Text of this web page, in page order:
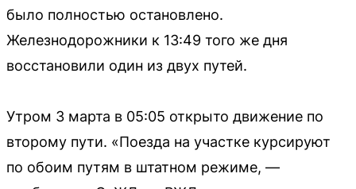
было полностью остановлено.
Железнодорожники к 13:49 того же дня
восстановили один из двух путей.
Утром 3 марта в 05:05 открыто движение по
второму пути. «Поезда на участке курсируют
по обоим путям в штатном режиме, —